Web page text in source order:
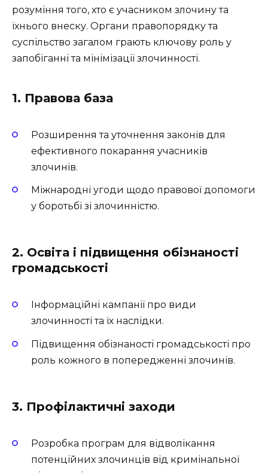
розуміння того, хто є учасником злочину та
їхнього внеску. Органи правопорядку та
суспільство загалом грають ключову роль у
запобіганні та мінімізації злочинності.
1. Правова база
Розширення та уточнення законів для
ефективного покарання учасників
злочинів.
Міжнародні угоди щодо правової допомоги
у боротьбі зі злочинністю.
2. Освіта і підвищення обізнаності
громадськості
Інформаційні кампанії про види
злочинності та їх наслідки.
Підвищення обізнаності громадськості про
роль кожного в попередженні злочинів.
3. Профілактичні заходи
Розробка програм для відволікання
потенційних злочинців від кримінальної